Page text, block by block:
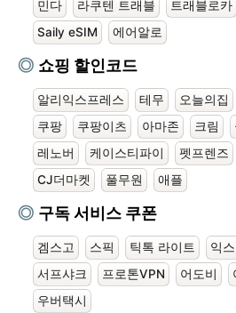
민다
라쿠텐 트래블 트래블로카
Saily eSIM
에어알로
쇼핑 할인코드
알리익스프레스 테무 오늘의집
쿠팡
쿠팡이츠 아마존 크림
레노버
케이스티파이 펫프렌즈
CJ더마켓
풀무원 애플
구독 서비스 쿠폰
겜스고 스픽 틱톡 라이트 익
서프샤크
프로톤VPN 어도비
우버택시